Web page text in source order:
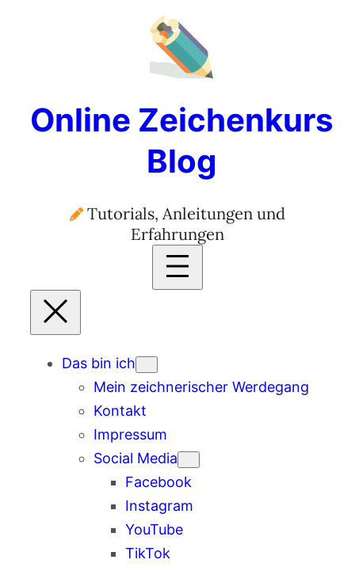
Online Zeichenkurs
Blog
Tutorials, Anleitungen und
Erfahrungen
Das bin ich
Mein zeichnerischer Werdegang
Kontakt
Impressum
Social Media
Facebook
Instagram
YouTube
TikTok